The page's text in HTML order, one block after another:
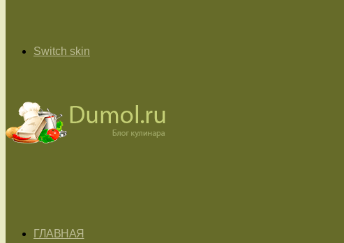
Switch skin
ГЛАВНАЯ